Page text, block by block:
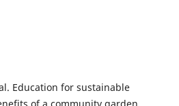
Education for sustainable